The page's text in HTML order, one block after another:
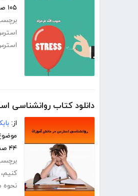
۱۰۵ صفحه
دانلود کتاب روانشناسی
از:
۴۴ صفحه
کنیم،
نحوه